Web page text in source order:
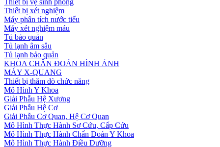
Thiết bị vệ sinh phòng
Thiết bị xét nghiệm
Máy phân tích nước tiểu
Máy xét nghiệm máu
Tủ bảo quản
Tủ lạnh âm sâu
Tủ lạnh bảo quản
KHOA CHẨN ĐOÁN HÌNH ẢNH
MÁY X-QUANG
Thiết bị thăm dò chức năng
Mô Hình Y Khoa
Giải Phẫu Hệ Xương
Giải Phẫu Hệ Cơ
Giải Phẫu Cơ Quan, Hệ Cơ Quan
Mô Hình Thực Hành Sơ Cứu, Cấp Cứu
Mô Hình Thực Hành Chẩn Đoán Y Khoa
Mô Hình Thực Hành Điều Dưỡng